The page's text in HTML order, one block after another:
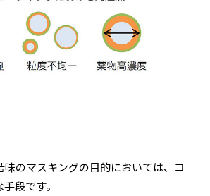
味のマスキングの目的においては、コ
段です。